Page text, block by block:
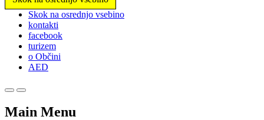
Prosimo,
upoštevajte:
spletno
mesto
vključuje
sistem
Pritisnite
F11,
Skok na osrednjo vsebino
kontakti
facebook
turizem
o Občini
AED
Main Menu